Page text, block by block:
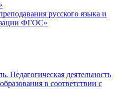
русского языка и
ФГОС»